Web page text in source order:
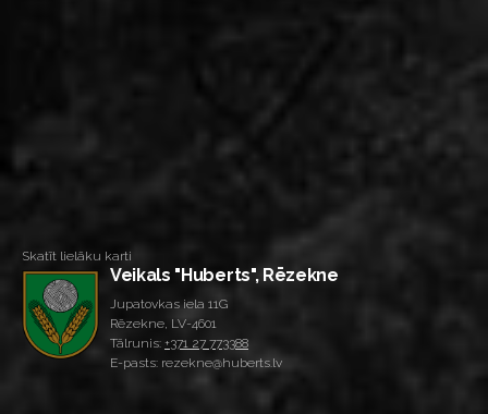
Skatīt lielāku karti
Veikals "Huberts", Rēzekne
Jupatovkas iela 11G
Rēzekne, LV-4601
Tālrunis: +371 27 773388
E-pasts: rezekne@huberts.lv